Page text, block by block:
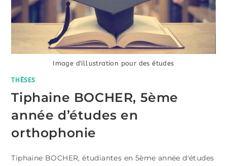
Image d'illustration pour des études
THÈSES
Tiphaine BOCHER, 5ème
année d’études en
orthophonie
Tiphaine BOCHER, étudiantes en 5ème année d'études